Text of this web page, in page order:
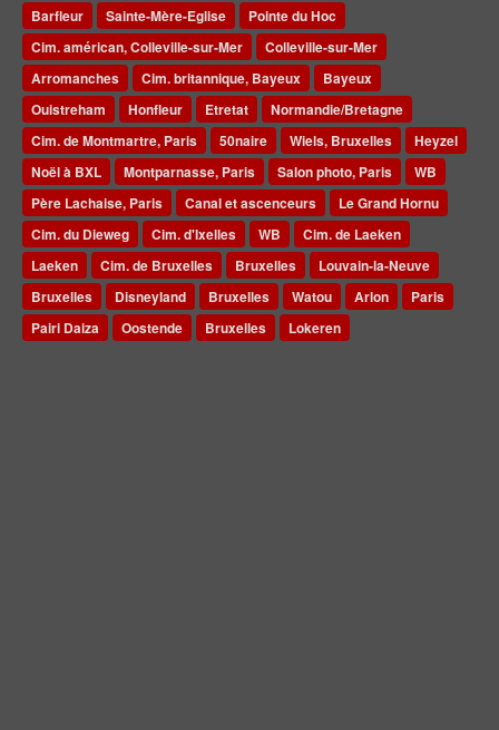
Barfleur
Sainte-Mère-Eglise
Pointe du Hoc
Cim. américan, Colleville-sur-Mer
Colleville-sur-Mer
Arromanches
Cim. britannique, Bayeux
Bayeux
Ouistreham
Honfleur Etretat
Normandie/Bretagne
Cim. de Montmartre, Paris
50naire Wiels, Bruxelles
Heyzel
Noël à BXL
Montparnasse, Paris Salon photo, Paris
WB
Père Lachaise, Paris
Canal et ascenceurs
Le Grand Hornu
Cim. du Dieweg
Cim. d'Ixelles WB
Cim. de Laeken
Laeken
Cim. de Bruxelles Bruxelles
Louvain-la-Neuve
Bruxelles
Disneyland Bruxelles Watou Arlon
Paris
Pairi Daiza
Oostende Bruxelles Lokeren